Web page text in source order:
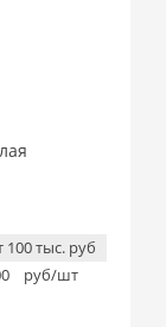
100 тыс. руб
руб/шт